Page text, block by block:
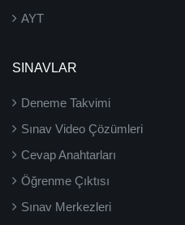
AYT
SINAVLAR
Deneme Takvimi
Sınav Video Çözümleri
Cevap Anahtarları
Öğrenme Çıktısı
Sınav Merkezleri